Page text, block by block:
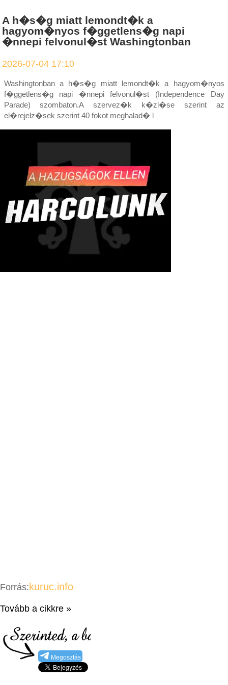
A h�s�g miatt lemondt�k a
hagyom�nyos f�ggetlens�g napi
�nnepi felvonul�st Washingtonban
2026-07-04 17:10
Washingtonban a h�s�g miatt lemondt�k a hagyom�nyos
f�ggetlens�g napi �nnepi felvonul�st (Independence Day
Parade) szombaton.A szervez�k k�zl�se szerint az
el�rejelz�sek szerint 40 fokot meghalad� l
Forrás: kuruc.info
Tovább a cikkre »
Megosztás